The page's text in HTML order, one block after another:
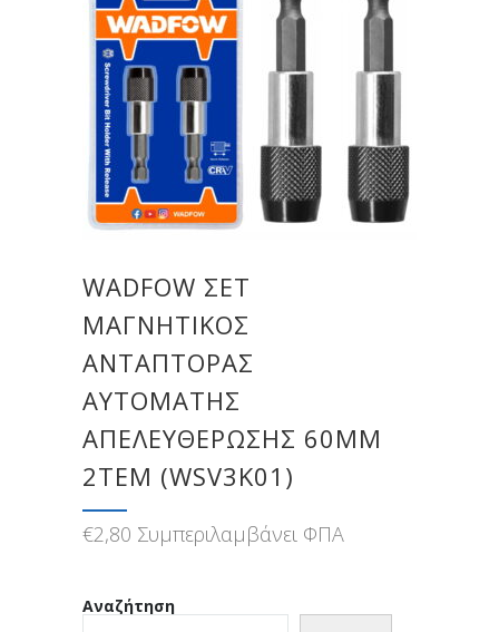
WADFOW ΣΕΤ
ΜΑΓΝΗΤΙΚΟΣ
ΑΝΤΑΠΤΟΡΑΣ
ΑΥΤΟΜΑΤΗΣ
ΑΠΕΛΕΥΘΕΡΩΣΗΣ 60MM
2TEM (WSV3K01)
€2,80 Συμπεριλαμβάνει ΦΠΑ
Αναζήτηση